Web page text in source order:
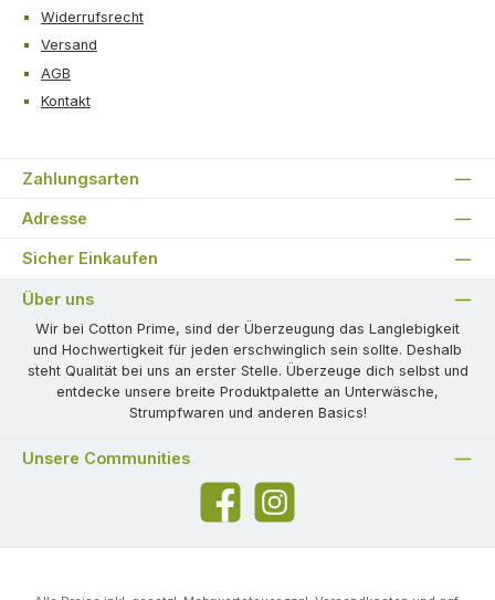
Widerrufsrecht
Versand
AGB
Kontakt
Zahlungsarten
Adresse
Sicher Einkaufen
Über uns
Wir bei Cotton Prime, sind der Überzeugung das Langlebigkeit
und Hochwertigkeit für jeden erschwinglich sein sollte. Deshalb
steht Qualität bei uns an erster Stelle. Überzeuge dich selbst und
entdecke unsere breite Produktpalette an Unterwäsche,
Strumpfwaren und anderen Basics!
Unsere Communities
FacebookInstagram